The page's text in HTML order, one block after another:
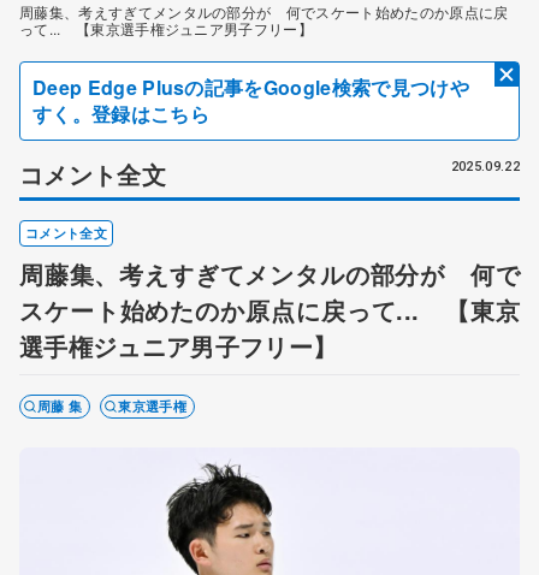
周藤集、考えすぎてメンタルの部分が 何でスケート始めたのか原点に戻
って... 【東京選手権ジュニア男子フリー】
Deep Edge Plusの記事をGoogle検索で見つけや
すく。登録はこちら
コメント全文 2025.09.22
コメント全文
周藤集、考えすぎてメンタルの部分が 何で
スケート始めたのか原点に戻って... 【東京
選手権ジュニア男子フリー】
周藤 集 東京選手権